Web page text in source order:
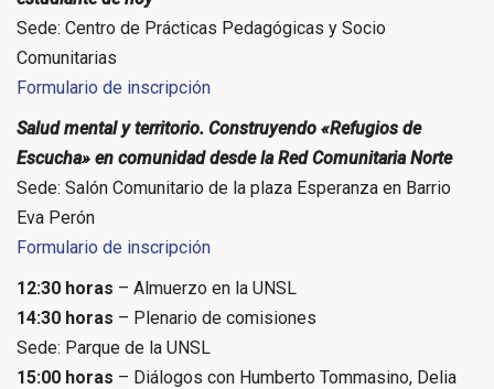
Sede: Centro de Prácticas Pedagógicas y Socio
Comunitarias
Formulario de inscripción
Salud mental y territorio. Construyendo «Refugios de
Escucha» en comunidad desde la Red Comunitaria Norte
Sede: Salón Comunitario de la plaza Esperanza en Barrio
Eva Perón
Formulario de inscripción
12:30 horas – Almuerzo en la UNSL
14:30 horas – Plenario de comisiones
Sede: Parque de la UNSL
15:00 horas – Diálogos con Humberto Tommasino, Delia